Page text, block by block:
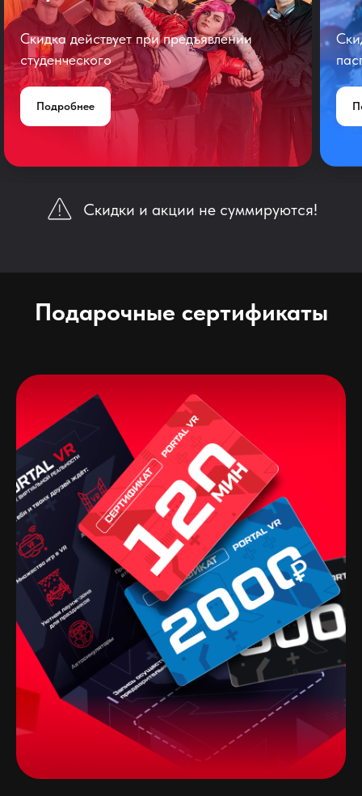
Скидка действует при предъявлении
студенческого
Подробнее
Скидки и акции не суммируются!
Подарочные сертификаты